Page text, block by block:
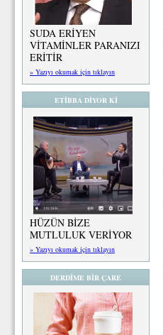
SUDA ERİYEN
VİTAMİNLER PARANIZI
ERİTİR
» Yazıyı okumak için tıklayın
ETİBBA DİYOR Kİ
HÜZÜN BİZE
MUTLULUK VERİYOR
» Yazıyı okumak için tıklayın
DERDİME BİR ÇARE